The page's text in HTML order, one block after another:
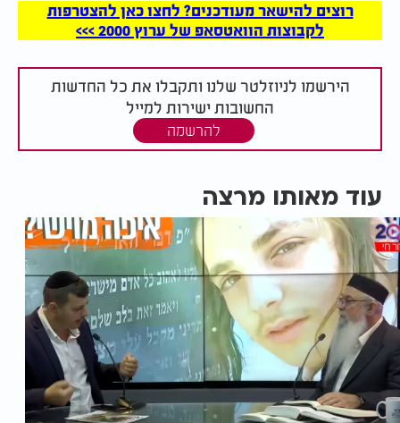
רוצים להישאר מעודכנים? לחצו כאן להצטרפות
לקבוצות הוואטסאפ של ערוץ 2000 >>>
הירשמו לניוזלטר שלנו ותקבלו את כל החדשות
החשובות ישירות למייל
להרשמה
עוד מאותו מרצה